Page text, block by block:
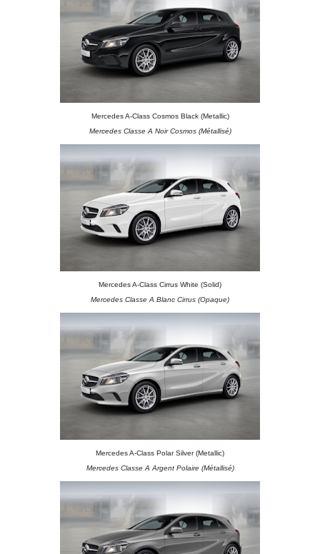
Mercedes A-Class Cosmos Black (Metallic)
Mercedes Classe A Noir Cosmos (Métallisé)
Mercedes A-Class Cirrus White (Solid)
Mercedes Classe A Blanc Cirrus (Opaque)
Mercedes A-Class Polar Silver (Metallic)
Mercedes Classe A Argent Polaire (Métallisé)